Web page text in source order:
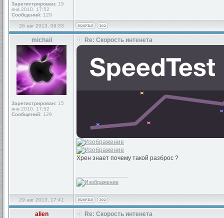
Зарегистрирован: 15
янв 2010, 17:52
Сообщений: 129
26 авг 2013, 09:53
michail
Зарегистрирован: 15
янв 2010, 17:52
Сообщений: 129
Re: Скорость интенета
Хрен знает почему такой разброс ?
29 авг 2013, 17:41
alien
Re: Скорость интенета